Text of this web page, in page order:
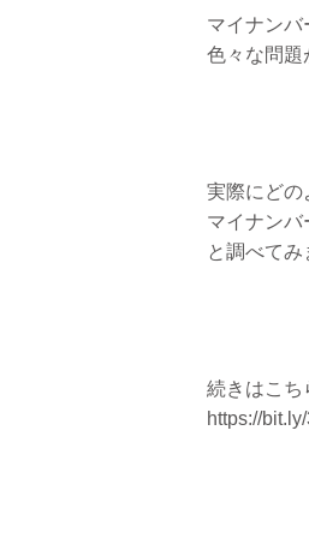
マイナンバ
色々な問題
実際にどの
マイナンバ
と調べてみ
続きはこち
https://